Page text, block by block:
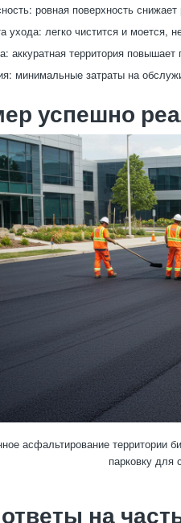
ровная поверхность
ухода: легко чистится и моется,
аккуратная территория
минимальные затраты на
успешно
асфальтирование территории
парковку для
ответы на